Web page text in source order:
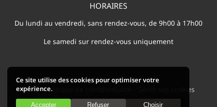
HORAIRES
Du lundi au vendredi, sans rendez-vous, de 9h00 à 17h00
Le samedi sur rendez-vous uniquement
F.A.Q-Politique de confidentialité Gèrer vos cookies
Ce site utilise des cookies pour optimiser votre
expérience.
Accepter Refuser Choisir